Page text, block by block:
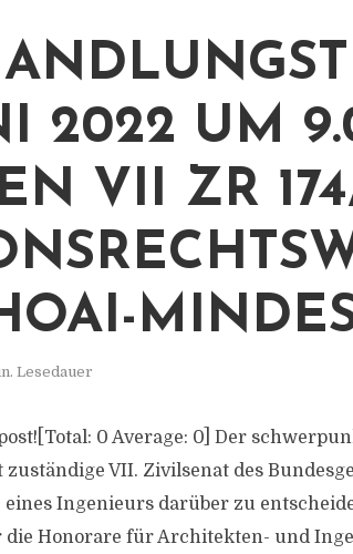
2022 UM
VII ZR
Lesedauer
0 Average: 0] Der
VII. Zivilsenat des
Ingenieurs darüber zu
die Honorare für Architekten- und